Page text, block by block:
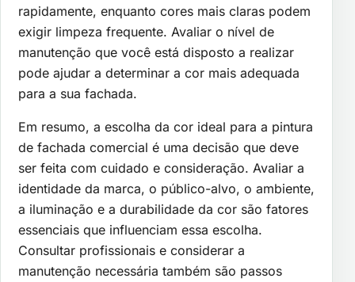
rapidamente, enquanto cores mais claras podem
exigir limpeza frequente. Avaliar o nível de
manutenção que você está disposto a realizar
pode ajudar a determinar a cor mais adequada
para a sua fachada.
Em resumo, a escolha da cor ideal para a pintura
de fachada comercial é uma decisão que deve
ser feita com cuidado e consideração. Avaliar a
identidade da marca, o público-alvo, o ambiente,
a iluminação e a durabilidade da cor são fatores
essenciais que influenciam essa escolha.
Consultar profissionais e considerar a
manutenção necessária também são passos